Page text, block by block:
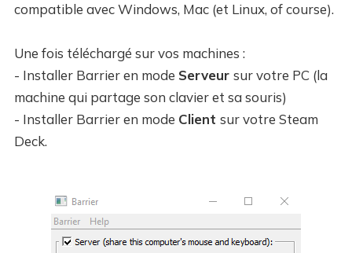
compatible avec Windows, Mac (et Linux, of course).
Une fois téléchargé sur vos machines :
- Installer Barrier en mode Serveur sur votre PC (la
machine qui partage son clavier et sa souris)
- Installer Barrier en mode Client sur votre Steam
Deck.